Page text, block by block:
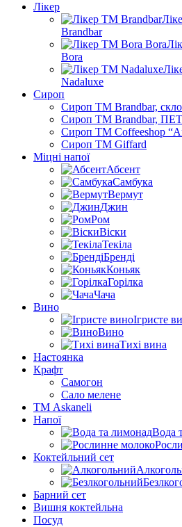
Лікер
Brandbar
Bora
Nadaluxe
Сироп
Сироп TM Brandbar,
Сироп TM Brandbar,
Сироп TM Coffeeshop
Сироп TM Giffard
Міцні напої
Абсент
Самбука
Вермут
Джин
Ром
Віски
Текіла
Бренді
Коньяк
Горілка
Чача
Вино
Ігристе
Вино
Тихі вина
Настоянка
Крафт
Самогон
Сало мелене
ТМ Askaneli
Напої
Вода
Коктейльний сет
Барний сет
Вишня коктейльна
Посуд